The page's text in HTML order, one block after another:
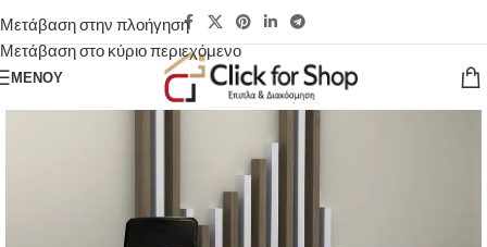
Μετάβαση στην πλοήγηση
Μετάβαση στο κύριο περιεχόμενο
ΜΕΝΟΎ